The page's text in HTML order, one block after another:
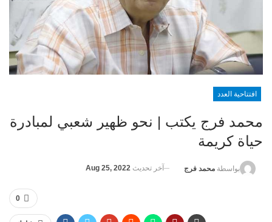
افتتاحية العدد
محمد فرج يكتب | نحو ظهير شعبي لمبادرة
حياة كريمة
بواسطة محمد فرج آخر تحديث Aug 25, 2022
0